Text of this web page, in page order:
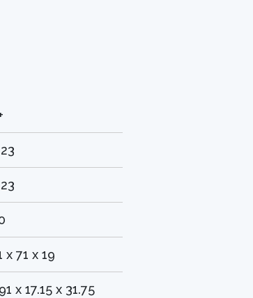
x 71 x 19
x 17.15 x 31.75